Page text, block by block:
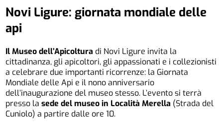
Novi Ligure: giornata mondiale delle
api
Il Museo dell’Apicoltura di Novi Ligure invita la
cittadinanza, gli apicoltori, gli appassionati e i collezionisti
a celebrare due importanti ricorrenze: la Giornata
Mondiale delle Api e il nono anniversario
dell’inaugurazione del museo stesso. L’evento si terrà
presso la sede del museo in Località Merella (Strada del
Cuniolo) a partire dalle ore 10.